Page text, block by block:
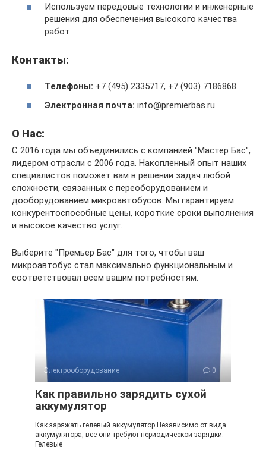
Используем передовые технологии и инженерные
решения для обеспечения высокого качества
работ.
Контакты:
Телефоны: +7 (495) 2335717, +7 (903) 7186868
Электронная почта: info@premierbas.ru
О Нас:
С 2016 года мы объединились с компанией "Мастер Бас",
лидером отрасли с 2006 года. Накопленный опыт наших
специалистов поможет вам в решении задач любой
сложности, связанных с переоборудованием и
дооборудованием микроавтобусов. Мы гарантируем
конкурентоспособные цены, короткие сроки выполнения
и высокое качество услуг.
Выберите "Премьер Бас" для того, чтобы ваш
микроавтобус стал максимально функциональным и
соответствовал всем вашим потребностям.
Электрооборудование 0
Как правильно зарядить сухой
аккумулятор
Как заряжать гелевый аккумулятор Независимо от вида
аккумулятора, все они требуют периодической зарядки.
Гелевые